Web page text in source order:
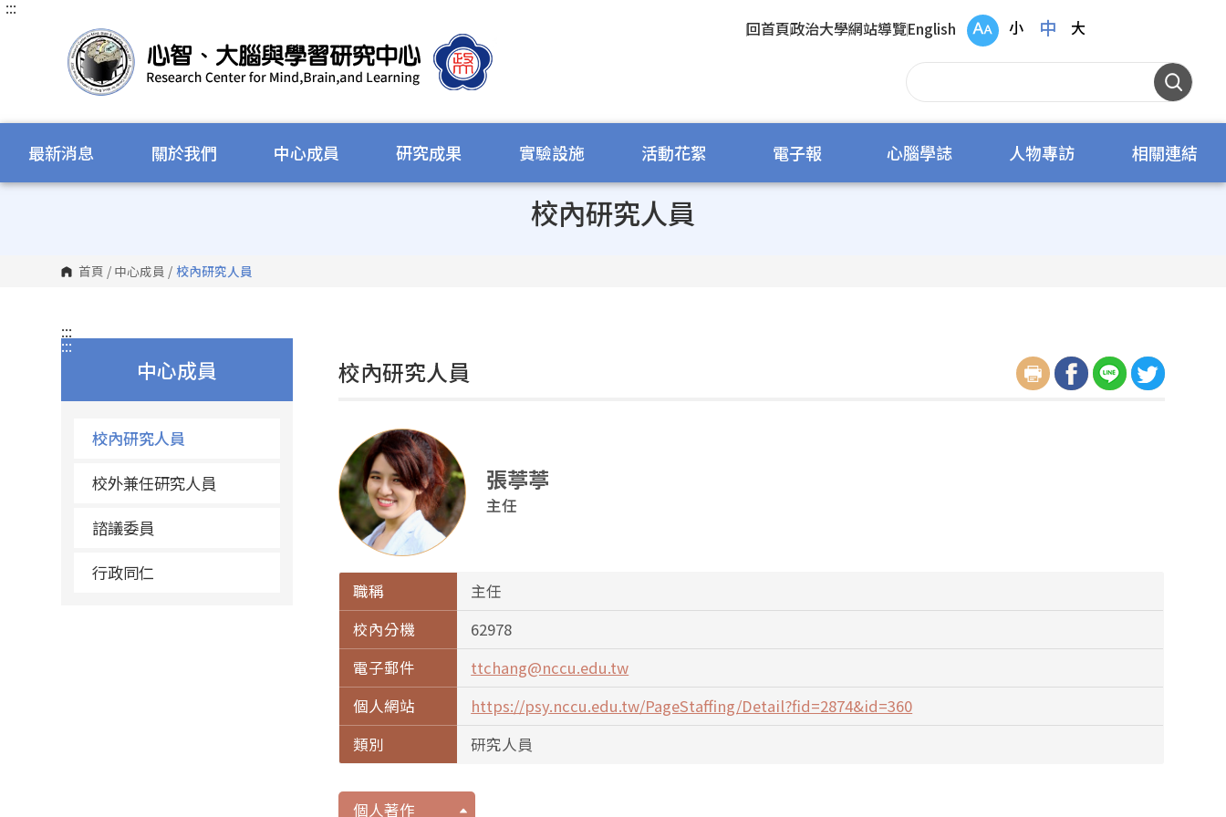
跳
:::
回首頁政治大學網站導覽English 小 中 大
最新消息 關於我們 中心成員 研究成果 實驗設施 活動花絮 電子報 心腦學誌 人物專訪 相關連結
校內研究人員
首頁 / 中心成員 / 校內研究人員
:::
中心成員
校內研究人員
校外兼任研究人員
諮議委員
行政同仁
:::
校內研究人員
張葶葶
主任
職稱
主任
校內分機
62978
電子郵件
ttchang@nccu.edu.tw
個人網站
https://psy.nccu.edu.tw/PageStaffing/Detail?fid=2874&id=360
類別
研究人員
個人著作